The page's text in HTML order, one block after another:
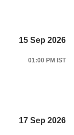
15 Sep 2026
01:00 PM IST
17 Sep 2026